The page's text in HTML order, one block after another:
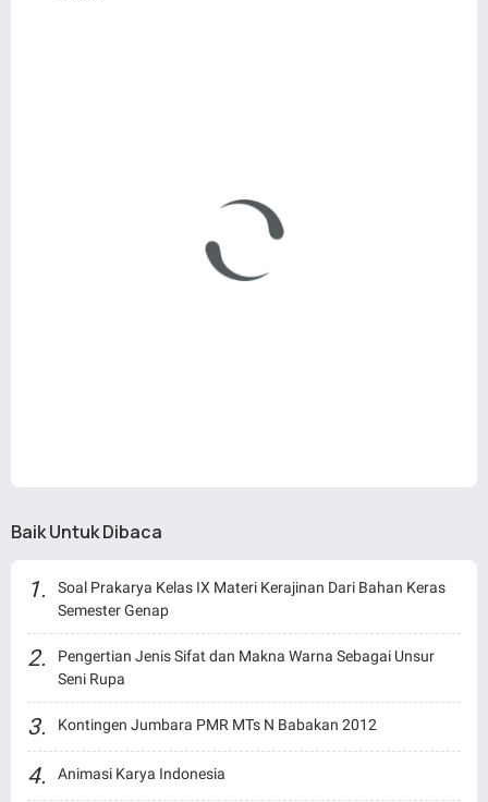
Baik Untuk Dibaca
Soal Prakarya Kelas IX Materi Kerajinan Dari Bahan Keras
Semester Genap
Pengertian Jenis Sifat dan Makna Warna Sebagai Unsur
Seni Rupa
Kontingen Jumbara PMR MTs N Babakan 2012
Animasi Karya Indonesia